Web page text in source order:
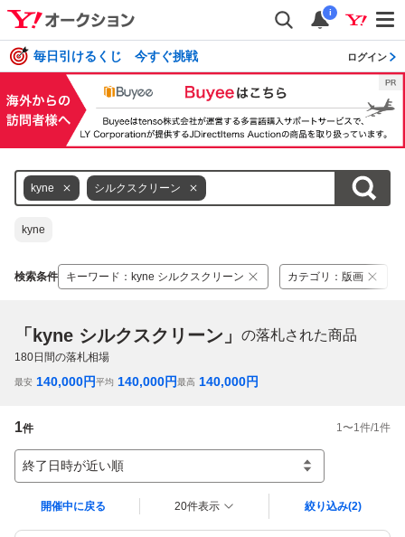
i
毎日引けるくじ 今すぐ挑戦 ログイン
kyne シルクスクリーン
kyne
検索条件 キーワード ： kyne シルクスクリーン カテゴリ ： 版画
「kyne シルクスクリーン」 の落札された商品
180日間の落札相場
最安 140,000円平均 140,000円最高 140,000円
1件 1 〜1 件/1 件
終了日時が近い順
開催中に戻る 20件表示 絞り込み(2)